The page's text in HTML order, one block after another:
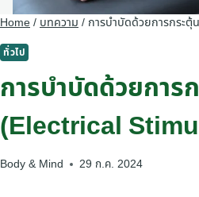
Home/บทความ/ การบำบัดด้วยการกระตุ้
ทั่วไป
การบำบัดด้วยการ
(Electrical
Body & Mind 29 ก.ค. 2024